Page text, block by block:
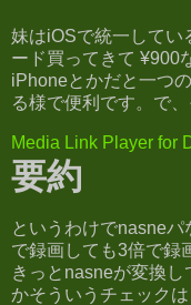
妹はiOSで統一してい
ード買ってきて ¥900
iPhoneとかだと一つ
る様で便利です。で
Media Link Player for
要約
というわけでnasne
で録画しても3倍で録
きっとnasneが変換
かそういうチェック